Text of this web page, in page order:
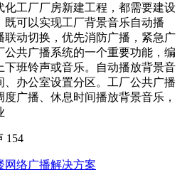
化工厂厂房新建工程，都需要建设
既可以实现工厂背景音乐自动播
联动切换，优先消防广播，紧急广
公共广播系统的一个重要功能，编
下班铃声或音乐。自动播放背景音
、办公室设置分区。工厂公共广播
广播、休息时间播放背景音乐，
154